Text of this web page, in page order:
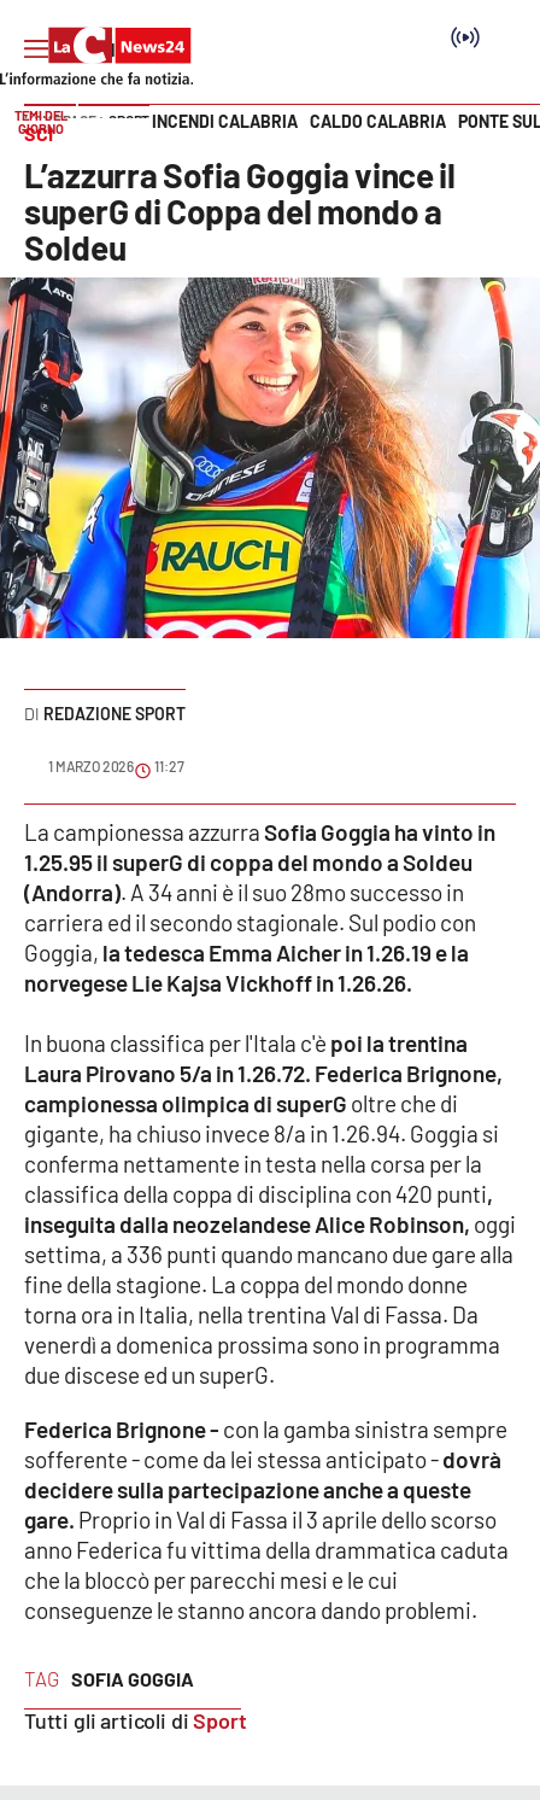
Cronaca
Politica
Attualità
Economia e lavoro
Italia Mondo
Sanità
Sport
Meteo
Editoriali
VIDEO
Cronaca
Cultura
Economia e Lavoro
Politica
Sanità
Società
Sport
RUBRICHE
Good Morning Vietnam
Leggendo Alvaro insieme
Vai
TEMI DEL
GIORNO
INCENDI CALABRIA CALDO CALABRIA PONTE
HOME PAGE SPORT
SCI
L’azzurra Sofia Goggia vince il
superG di Coppa del mondo a
Soldeu
REDAZIONE SPORT
1 MARZO 2026 11:27
TAG SOFIA GOGGIA
Tutti gli articoli diSport
La campionessa azzurraSofia Goggia ha vinto in
1.25.95 il superG di coppa del mondo a Soldeu
(Andorra). A 34 anni è il suo 28mo successo in
carriera ed il secondo stagionale. Sul podio con
Goggia, la tedesca Emma Aicher in 1.26.19 e la
norvegese Lie Kajsa Vickhoff in 1.26.26.
In buona classifica per l'Itala c'è poi la trentina
Laura Pirovano 5/a in 1.26.72. Federica Brignone,
campionessa olimpica di superG oltre che di
gigante, ha chiuso invece 8/a in 1.26.94. Goggia si
conferma nettamente in testa nella corsa per la
classifica della coppa di disciplina con 420 punti,
inseguita dalla neozelandese Alice Robinson, oggi
settima, a 336 punti quando mancano due gare alla
fine della stagione. La coppa del mondo donne
torna ora in Italia, nella trentina Val di Fassa. Da
venerdì a domenica prossima sono in programma
due discese ed un superG.
Federica Brignone - con la gamba sinistra sempre
sofferente - come da lei stessa anticipato -dovrà
decidere sulla partecipazione anche a queste
gare. Proprio in Val di Fassa il 3 aprile dello scorso
anno Federica fu vittima della drammatica caduta
che la bloccò per parecchi mesi e le cui
conseguenze le stanno ancora dando problemi.